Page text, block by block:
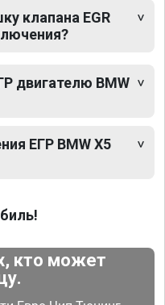
клапана EGR
двигателю BMW
ЕГР BMW X5
кто может